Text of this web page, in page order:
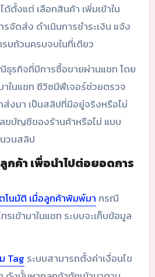
ตั้งแต่ เลือกสินค้า เพิ่มเข้าใน
จัดส่ง ดำเนินการชำระเงิน แจ้ง
บถ้วนครบจบในที่เดียว
ธุรกิจที่มีการซื้อขายผ่านแชท โดย
ในแชท ซีวิซมีฟีเจอร์ช่วยตรวจ
งมา เป็นสลิปที่มีอยู่จริงหรือไม่
ขบัญชีของร้านค้าหรือไม่ แบบ
วนสลิป
กค้า เพื่อนำไปต่อยอดการ
โนมัติ เมื่อลูกค้าพิมพ์มากรณี
เข้ามาในแชท ระบบจะเก็บข้อมูล
Tag ระบบสามารถตั้งค่าเงื่อนไข